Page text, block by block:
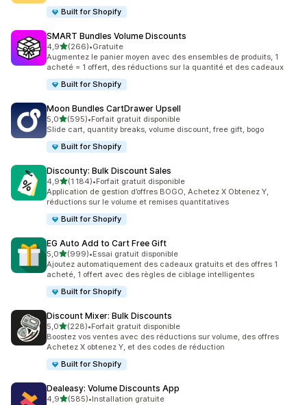
Built for Shopify
SMART Bundles Volume Discounts
4,9étoile(s) sur 5
(266)
266 avis au total
•Gratuite
Augmentez le panier moyen avec des ensembles de produits, 1
acheté = 1 offert, des réductions sur la quantité et des cadeaux
Built for Shopify
Moon Bundles CartDrawer Upsell
5,0étoile(s) sur 5
(595)
595 avis au total
•Forfait gratuit disponible
Slide cart, quantity breaks, volume discount, free gift, bogo
Built for Shopify
Discounty: Bulk Discount Sales
4,9étoile(s) sur 5
(1 184)
1184 avis au total
•Forfait gratuit disponible
Application de gestion d’offres BOGO, Achetez X Obtenez Y,
réductions sur le volume et remises quantitatives
Built for Shopify
EG Auto Add to Cart Free Gift
5,0étoile(s) sur 5
(999)
999 avis au total
•Essai gratuit disponible
Ajoutez automatiquement des cadeaux gratuits et des offres 1
acheté, 1 offert avec des règles de ciblage intelligentes
Built for Shopify
Discount Mixer: Bulk Discounts
5,0étoile(s) sur 5
(228)
228 avis au total
•Forfait gratuit disponible
Boostez vos ventes avec des réductions sur volume, des offres
Achetez X obtenez Y, et des codes de réduction
Built for Shopify
Dealeasy: Volume Discounts App
4,9étoile(s) sur 5
(585)
585 avis au total
•Installation gratuite